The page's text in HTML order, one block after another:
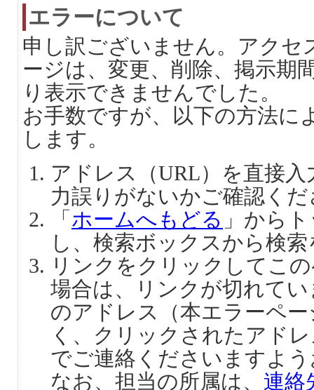
エラーについて
申し訳ございません。アクセ
ージは、変更、削除、掲示期
り表示できませんでした。
お手数ですが、以下の方法に
します。
アドレス（URL）を直接
力誤りがないかご確認く
「 ホームへもどる 」から
し、検索ボックスから検
リンクをクリックしてこ
場合は、リンクが切れて
のアドレス（本エラーペ
く、クリックされたアド
でご連絡くださいますよ
なお、担当の所属は、 連絡